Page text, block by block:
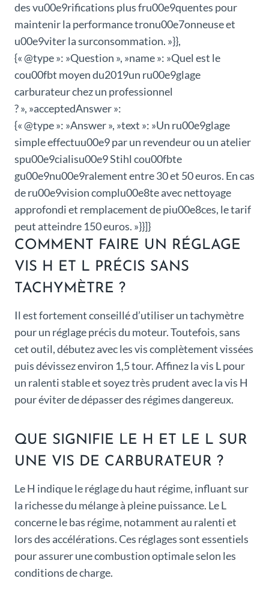
des vu00e9rifications plus fru00e9quentes pour
maintenir la performance tronu00e7onneuse et
u00e9viter la surconsommation. »}},
{« @type »: »Question », »name »: »Quel est le
cou00fbt moyen du2019un ru00e9glage
carburateur chez un professionnel
? », »acceptedAnswer »:
{« @type »: »Answer », »text »: »Un ru00e9glage
simple effectuu00e9 par un revendeur ou un atelier
spu00e9cialisu00e9 Stihl cou00fbte
gu00e9nu00e9ralement entre 30 et 50 euros. En cas
de ru00e9vision complu00e8te avec nettoyage
approfondi et remplacement de piu00e8ces, le tarif
peut atteindre 150 euros. »}}]}
COMMENT FAIRE UN RÉGLAGE
VIS H ET L PRÉCIS SANS
TACHYMÈTRE ?
Il est fortement conseillé d’utiliser un tachymètre
pour un réglage précis du moteur. Toutefois, sans
cet outil, débutez avec les vis complètement vissées
puis dévissez environ 1,5 tour. Affinez la vis L pour
un ralenti stable et soyez très prudent avec la vis H
pour éviter de dépasser des régimes dangereux.
QUE SIGNIFIE LE H ET LE L SUR
UNE VIS DE CARBURATEUR ?
Le H indique le réglage du haut régime, influant sur
la richesse du mélange à pleine puissance. Le L
concerne le bas régime, notamment au ralenti et
lors des accélérations. Ces réglages sont essentiels
pour assurer une combustion optimale selon les
conditions de charge.